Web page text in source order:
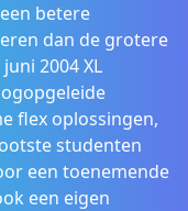
betere
dan de grotere
2004 XL
flex oplossingen,
studenten
een toenemende
een eigen